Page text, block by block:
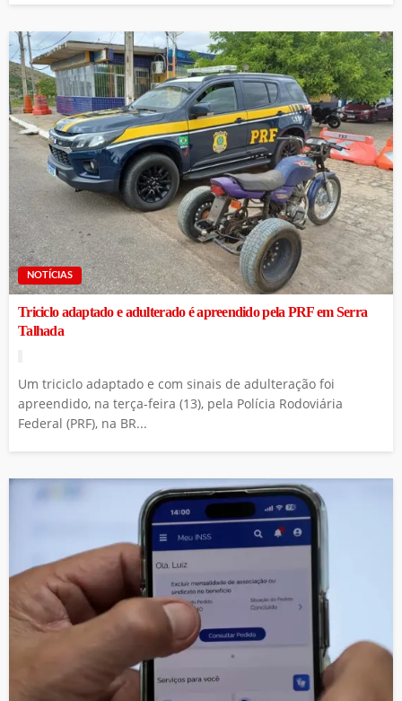
NOTÍCIAS
Triciclo adaptado e adulterado é apreendido pela PRF em Serra
Talhada
Um triciclo adaptado e com sinais de adulteração foi
apreendido, na terça-feira (13), pela Polícia Rodoviária
Federal (PRF), na BR...